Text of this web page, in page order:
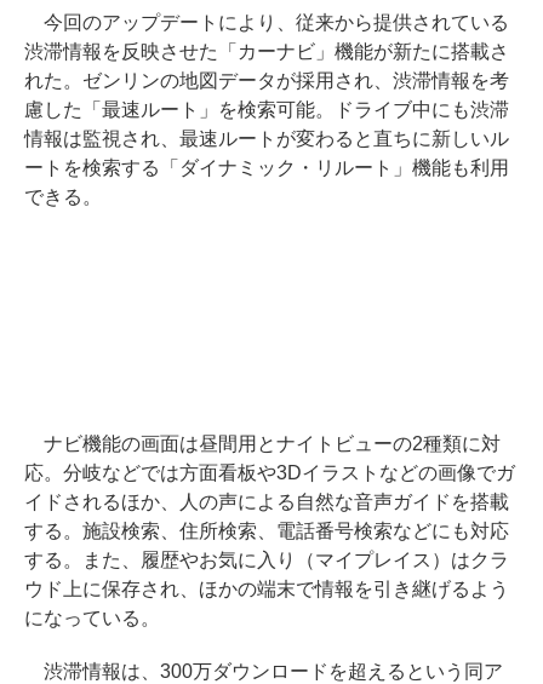
今回のアップデートにより、従来から提供されている
渋滞情報を反映させた「カーナビ」機能が新たに搭載さ
れた。ゼンリンの地図データが採用され、渋滞情報を考
慮した「最速ルート」を検索可能。ドライブ中にも渋滞
情報は監視され、最速ルートが変わると直ちに新しいル
ートを検索する「ダイナミック・リルート」機能も利用
できる。
ナビ機能の画面は昼間用とナイトビューの2種類に対
応。分岐などでは方面看板や3Dイラストなどの画像でガ
イドされるほか、人の声による自然な音声ガイドを搭載
する。施設検索、住所検索、電話番号検索などにも対応
する。また、履歴やお気に入り（マイプレイス）はクラ
ウド上に保存され、ほかの端末で情報を引き継げるよう
になっている。
渋滞情報は、300万ダウンロードを超えるという同ア